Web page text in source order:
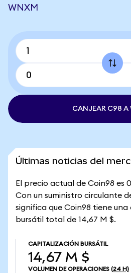
WNXM
CANJEAR C98 A
Últimas noticias del
El precio actual de Coin98 es
Con un suministro circulante
significa que Coin98 tiene
bursátil total de 14,67 M $.
CAPITALIZACIÓN BURSÁTIL
14,67 M $
VOLUMEN DE OPERACIONES (24 H)